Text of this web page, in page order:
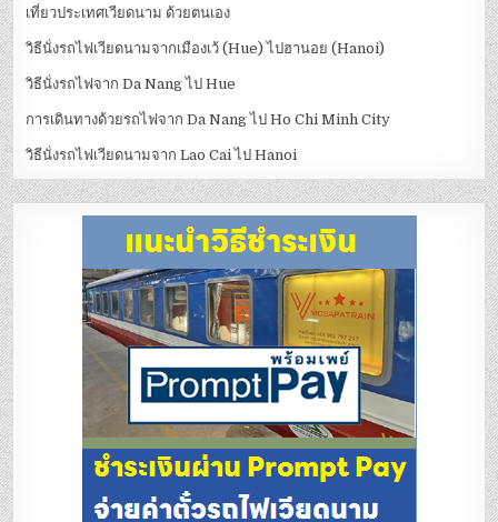
เที่ยวประเทศเวียดนาม ด้วยตนเอง
วิธีนั่งรถไฟเวียดนามจากเมืองเว้ (Hue) ไปฮานอย (Hanoi)
วิธีนั่งรถไฟจาก Da Nang ไป Hue
การเดินทางด้วยรถไฟจาก Da Nang ไป Ho Chi Minh City
วิธีนั่งรถไฟเวียดนามจาก Lao Cai ไป Hanoi